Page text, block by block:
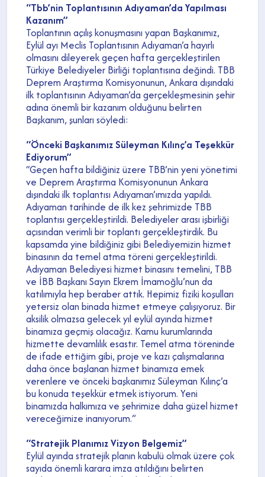
“Tbb’nin Toplantısının Adıyaman’da Yapılması
Kazanım”
Toplantının açılış konuşmasını yapan Başkanımız,
Eylül ayı Meclis Toplantısının Adıyaman’a hayırlı
olmasını dileyerek geçen hafta gerçekleştirilen
Türkiye Belediyeler Birliği toplantısına değindi. TBB
Deprem Araştırma Komisyonunun, Ankara dışındaki
ilk toplantısının Adıyaman’da gerçekleşmesinin şehir
adına önemli bir kazanım olduğunu belirten
Başkanım, şunları söyledi:
“Önceki Başkanımız Süleyman Kılınç’a Teşekkür
Ediyorum”
“Geçen hafta bildiğiniz üzere TBB’nin yeni yönetimi
ve Deprem Araştırma Komisyonunun Ankara
dışındaki ilk toplantısı Adıyaman’ımızda yapıldı.
Adıyaman tarihinde de ilk kez şehrimizde TBB
toplantısı gerçekleştirildi. Belediyeler arası işbirliği
açısından verimli bir toplantı gerçekleştirdik. Bu
kapsamda yine bildiğiniz gibi Belediyemizin hizmet
binasının da temel atma töreni gerçekleştirildi.
Adıyaman Belediyesi hizmet binasını temelini, TBB
ve İBB Başkanı Sayın Ekrem İmamoğlu’nun da
katılımıyla hep beraber attık. Hepimiz fiziki koşulları
yetersiz olan binada hizmet etmeye çalışıyoruz. Bir
aksilik olmazsa gelecek yıl eylül ayında hizmet
binamıza geçmiş olacağız. Kamu kurumlarında
hizmette devamlılık esastır. Temel atma töreninde
de ifade ettiğim gibi, proje ve kazı çalışmalarına
daha önce başlanan hizmet binamıza emek
verenlere ve önceki başkanımız Süleyman Kılınç’a
bu konuda teşekkür etmek istiyorum. Yeni
binamızda halkımıza ve şehrimize daha güzel hizmet
vereceğimize inanıyorum.”
“Stratejik Planımız Vizyon Belgemiz”
Eylül ayında stratejik planın kabulü olmak üzere çok
sayıda önemli karara imza atıldığını belirten